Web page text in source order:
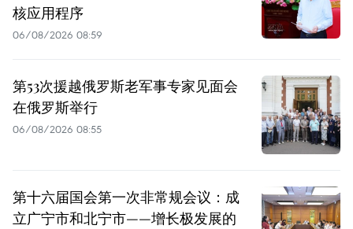
核应用程序
06/08/2026 08:59
第53次援越俄罗斯老军事专家见面会
在俄罗斯举行
06/08/2026 08:55
第十六届国会第一次非常规会议：成
立广宁市和北宁市——增长极发展的